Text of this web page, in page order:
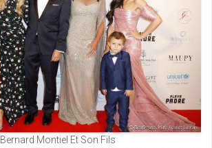
Bernard Montiel Et Son Fils